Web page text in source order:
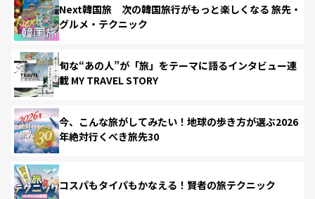
Next韓国旅 次の韓国旅行がもっと楽しくなる 旅先・
グルメ・テクニック
旬な“あの人”が「旅」をテーマに語るインタビュー連
載 MY TRAVEL STORY
今、こんな旅がしてみたい！地球の歩き方が選ぶ2026
年絶対行くべき旅先30
コスパもタイパもかなえる！賢者の旅テクニック